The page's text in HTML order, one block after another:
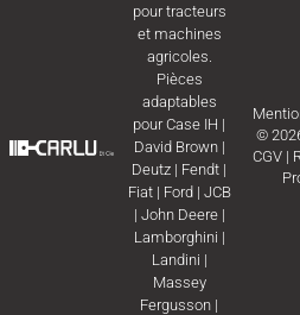
pour tracteurs
et machines
agricoles.
Pièces
adaptables
pourCase IH |
David Brown|
Deutz | Fendt |
Fiat| Ford| JCB
| John Deere|
Lamborghini |
Landini |
Massey
Fergusson |
©
CGV|